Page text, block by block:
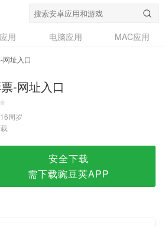
用 电脑应用
MAC应用
网址入口
-网址入口
周岁
安全下载
需下载豌豆荚APP